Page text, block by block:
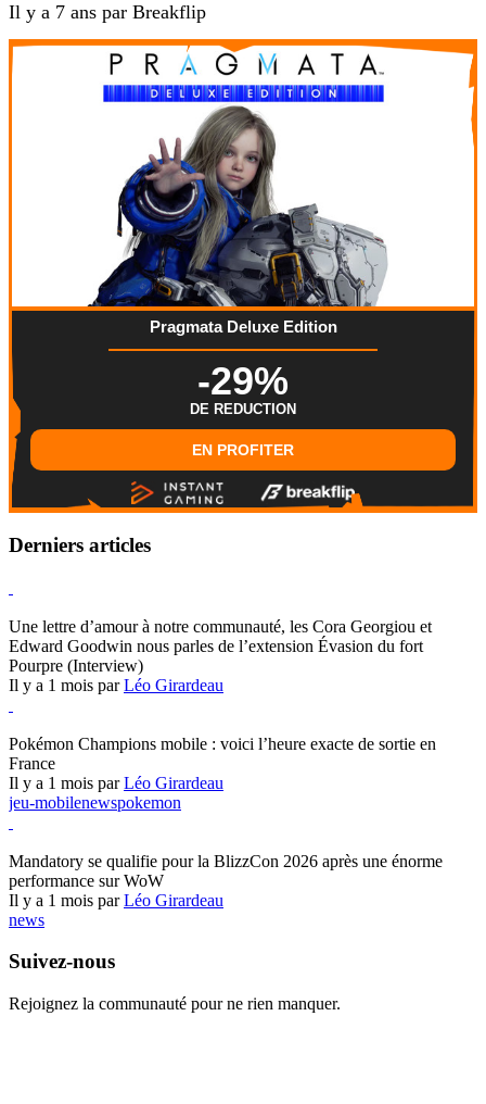
Il y a 7 ans par Breakflip
Pragmata Deluxe Edition
-29%
DE REDUCTION
EN PROFITER
Derniers articles
Une lettre d’amour à notre communauté, les Cora Georgiou et
Edward Goodwin nous parles de l’extension Évasion du fort
Pourpre (Interview)
Il y a 1 mois parLéo Girardeau
Pokémon Champions mobile : voici l’heure exacte de sortie en
France
Il y a 1 mois parLéo Girardeau
jeu-mobilenewspokemon
Mandatory se qualifie pour la BlizzCon 2026 après une énorme
performance sur WoW
Il y a 1 mois parLéo Girardeau
news
Suivez-nous
Rejoignez la communauté pour ne rien manquer.